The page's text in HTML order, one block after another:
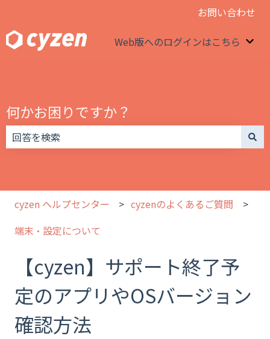
お問い合わせ
Web版へのログインはこちら
何かお困りですか？
cyzen ヘルプセンター
cyzenのよくあるご質問
端末・設定について
【cyzen】サポート終了予
定のアプリやOSバージョン
確認方法